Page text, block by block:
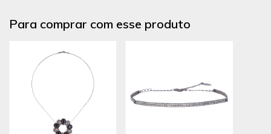
Para comprar com esse produto